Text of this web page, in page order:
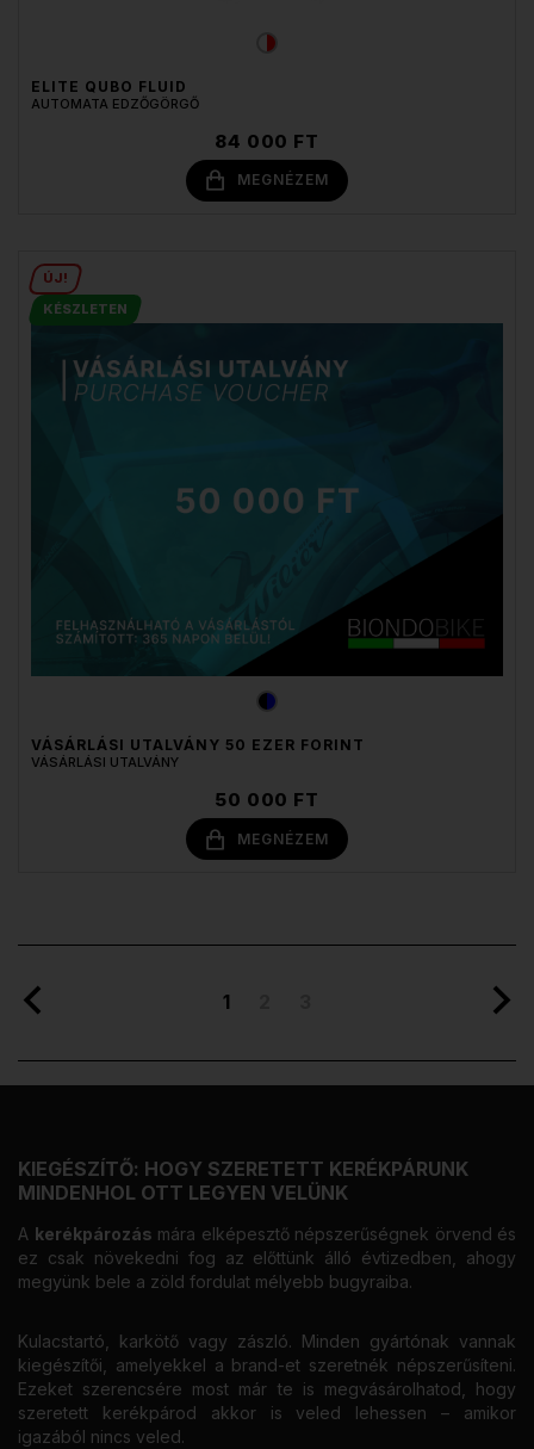
ELITE QUBO FLUID
AUTOMATA EDZŐGÖRGŐ
84 000 FT
MEGNÉZEM
ÚJ!
KÉSZLETEN
VÁSÁRLÁSI UTALVÁNY 50 EZER FORINT
VÁSÁRLÁSI UTALVÁNY
50 000 FT
MEGNÉZEM
1
KIEGÉSZÍTŐ: HOGY SZERETETT KERÉKPÁRUNK
MINDENHOL OTT LEGYEN VELÜNK
A kerékpározás mára elképesztő népszerűségnek örvend és
ez csak növekedni fog az előttünk álló évtizedben, ahogy
megyünk bele a zöld fordulat mélyebb bugyraiba.
Kulacstartó, karkötő vagy zászló. Minden gyártónak vannak
kiegészítői, amelyekkel a brand-et szeretnék népszerűsíteni.
Ezeket szerencsére most már te is megvásárolhatod, hogy
szeretett kerékpárod akkor is veled lehessen – amikor
igazából nincs veled.